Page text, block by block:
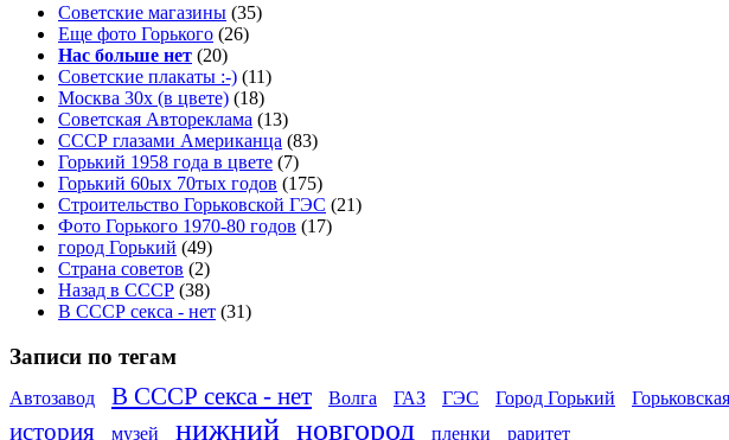
Советские магазины (35)
Еще фото Горького (26)
Нас больше нет (20)
Советские плакаты :-) (11)
Москва 30x (в цвете) (18)
Советская Автореклама (13)
СССР глазами Американца (83)
Горький 1958 года в цвете (7)
Горький 60ых 70тых годов (175)
Строительство Горьковской ГЭС (21)
Фото Горького 1970-80 годов (17)
город Горький (49)
Страна советов (2)
Назад в СССР (38)
В СССР секса - нет (31)
Записи по тегам
Автозавод В СССР секса - нет Волга ГАЗ ГЭС Город Горький Горьковская
история музей нижний новгород пленки раритет